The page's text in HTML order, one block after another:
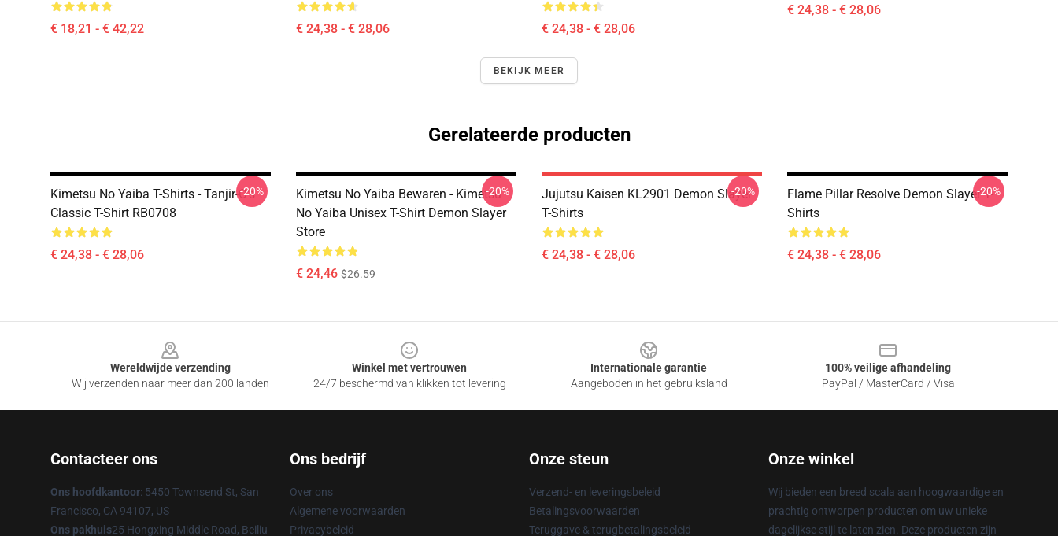
€ 18,21 - € 42,22 € 24,38 - € 28,06 € 24,38 - € 28,06
€ 24,38 - € 28,06
BEKIJK MEER
Gerelateerde producten
Kimetsu No Yaiba T-Shirts - Tanjir-O's
Classic T-Shirt RB0708
€ 24,38 - € 28,06
-20%
Kimetsu No Yaiba Bewaren - Kimetsu
No Yaiba Unisex T-Shirt Demon Slayer
Store
€ 24,46 $26.59
-20%
Jujutsu Kaisen KL2901 Demon Slayer
T-Shirts
€ 24,38 - € 28,06
-20%
Flame Pillar Resolve Demon Slayer T-
Shirts
€ 24,38 - € 28,06
-20%
Wereldwijde verzending
Wij verzenden naar meer dan 200 landen
Winkel met vertrouwen
24/7 beschermd van klikken tot levering
Internationale garantie
Aangeboden in het gebruiksland
100% veilige afhandeling
PayPal / MasterCard / Visa
Contacteer ons
Ons hoofdkantoor: 5450 Townsend St, San
Francisco, CA 94107, US
Ons pakhuis25 Hongxing Middle Road, Beiliu
Ons bedrijf
Over ons
Algemene voorwaarden
Privacybeleid
Onze steun
Verzend- en leveringsbeleid
Betalingsvoorwaarden
Teruggave & terugbetalingsbeleid
Onze winkel
Wij bieden een breed scala aan hoogwaardige en
prachtig ontworpen producten om uw unieke
dagelijkse stijl te laten zien. Deze producten zijn